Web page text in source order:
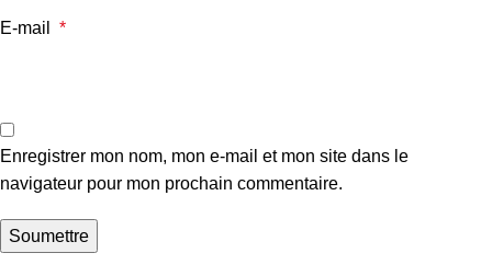
E-mail *
Enregistrer mon nom, mon e-mail et mon site dans le
navigateur pour mon prochain commentaire.